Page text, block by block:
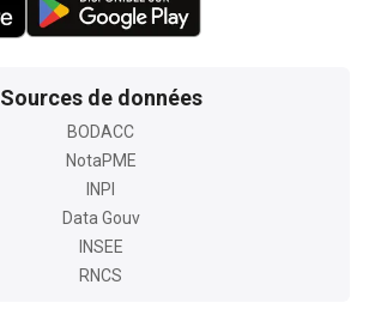
Sources de données
BODACC
NotaPME
INPI
Data Gouv
INSEE
RNCS